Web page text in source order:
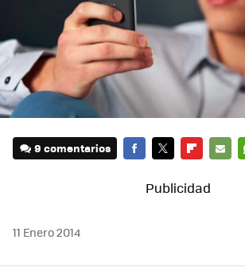
9 comentarios
MAIL
11 Enero 2014